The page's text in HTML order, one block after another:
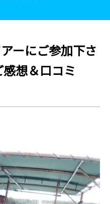
ーにご参加下さ
想＆口コミ